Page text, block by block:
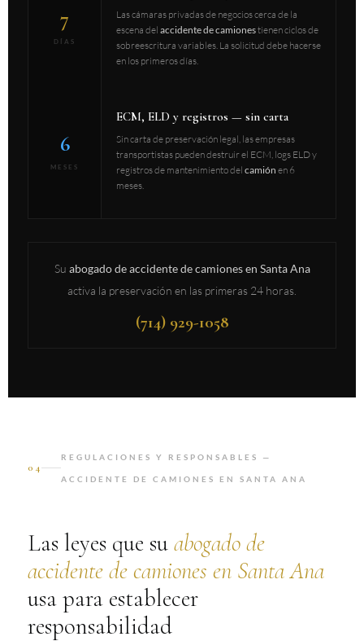
7
DÍAS
Las cámaras privadas de negocios cerca de la
escena del accidente de camionestienen ciclos de
sobreescritura variables. La solicitud debe hacerse
en los primeros días.
6
MESES
ECM, ELD y registros — sin carta
Sin carta de preservación legal, las empresas
transportistas pueden destruir el ECM, logs ELD y
registros de mantenimiento del camión en 6
meses.
Su abogado de accidente de camiones en Santa Ana
activa la preservación en las primeras 24 horas.
(714) 929-1058
04
REGULACIONES Y RESPONSABLES —
ACCIDENTE DE CAMIONES EN SANTA ANA
Las leyes que su abogado de
accidente de camiones en Santa Ana
usa para establecer
responsabilidad